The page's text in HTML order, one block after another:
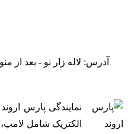
آدرس: لاله زار نو - بعد از
نمایندگی پارس